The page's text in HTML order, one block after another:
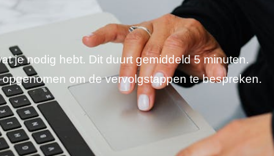
je nodig hebt. Dit duurt gemiddeld 5 minuten.
om de vervolgstappen te bespreken.